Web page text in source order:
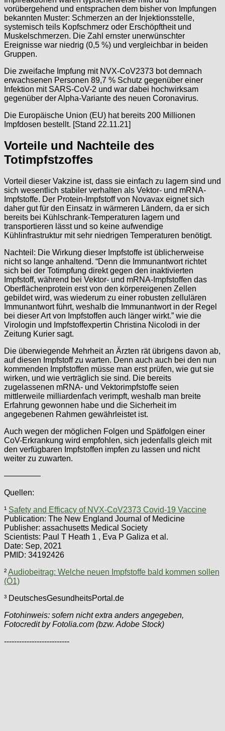
vorübergehend und entsprachen dem bisher von Impfungen
bekannten Muster: Schmerzen an der Injektionsstelle,
systemisch teils Kopfschmerz oder Erschöpftheit und
Muskelschmerzen. Die Zahl ernster unerwünschter
Ereignisse war niedrig (0,5 %) und vergleichbar in beiden
Gruppen.
Die zweifache Impfung mit NVX-CoV2373 bot demnach
erwachsenen Personen 89,7 % Schutz gegenüber einer
Infektion mit SARS-CoV-2 und war dabei hochwirksam
gegenüber der Alpha-Variante des neuen Coronavirus.
Die Europäische Union (EU) hat bereits 200 Millionen
Impfdosen bestellt. [Stand 22.11.21]
Vorteile und Nachteile des
Totimpfstzoffes
Vorteil dieser Vakzine ist, dass sie einfach zu lagern sind und
sich wesentlich stabiler verhalten als Vektor- und mRNA-
Impfstoffe. Der Protein-Impfstoff von Novavax eignet sich
daher gut für den Einsatz in wärmeren Ländern, da er sich
bereits bei Kühlschrank-Temperaturen lagern und
transportieren lässt und so keine aufwendige
Kühlinfrastruktur mit sehr niedrigen Temperaturen benötigt.
Nachteil: Die Wirkung dieser Impfstoffe ist üblicherweise
nicht so lange anhaltend. “Denn die Immunantwort richtet
sich bei der Totimpfung direkt gegen den inaktivierten
Impfstoff, während bei Vektor- und mRNA-Impfstoffen das
Oberflächenprotein erst von den körpereigenen Zellen
gebildet wird, was wiederum zu einer robusten zellulären
Immunantwort führt, weshalb die Immunantwort in der Regel
bei dieser Art von Impfstoffen auch länger wirkt.” wie die
Virologin und Impfstoffexpertin Christina Nicolodi in der
Zeitung Kurier sagt.
Die überwiegende Mehrheit an Ärzten rät übrigens davon ab,
auf diesen Impfstoff zu warten. Denn auch auch bei den nun
kommenden Impfstoffen müsse man erst prüfen, wie gut sie
wirken, und wie verträglich sie sind. Die bereits
zugelassenen mRNA- und Vektorimpfstoffe seien
mittlerweile milliardenfach verimpft, weshalb man breite
Erfahrung gewonnen habe und die Sicherheit im
angegebenen Rahmen gewährleistet ist.
Auch wegen der möglichen Folgen und Spätfolgen einer
CoV-Erkrankung wird empfohlen, sich jedenfalls gleich mit
den verfügbaren Impfstoffen impfen zu lassen und nicht
weiter zu zuwarten.
————–
Quellen:
¹ Safety and Efficacy of NVX-CoV2373 Covid-19 Vaccine
Publication: The New England Journal of Medicine
Publisher: assachusetts Medical Society
Scientists: Paul T Heath 1 , Eva P Galiza et al.
Date: Sep, 2021
PMID: 34192426
²Audiobeitrag: Welche neuen Impfstoffe bald kommen sollen
(Ö1)
³ DeutschesGesundheitsPortal.de
Fotohinweis: sofern nicht extra anders angegeben,
Fotocredit by Fotolia.com (bzw. Adobe Stock)
--------------------------